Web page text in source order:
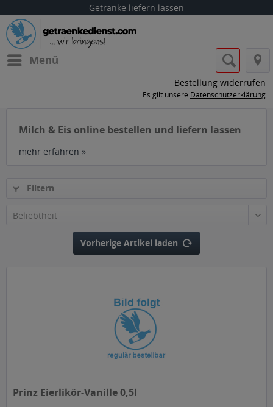
Getränke liefern lassen
Menü
Bestellung widerrufen
Es gilt unsere Datenschutzerklärung
Milch & Eis online bestellen und liefern lassen
mehr erfahren »
Filtern
Vorherige Artikel laden
Prinz Eierlikör-Vanille 0,5l